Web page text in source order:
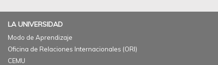
LA UNIVERSIDAD
Modo de Aprendizaje
Oficina de Relaciones Internacionales (ORI)
CEMU